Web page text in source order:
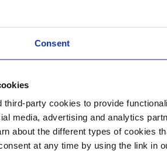
Consent
third-party cookies to provide
media, advertising and analytics
about the different types of cookies
at any time by using the link in